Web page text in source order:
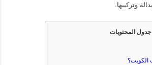
وتركيبها.
جدول المحتويات
الكويت؟